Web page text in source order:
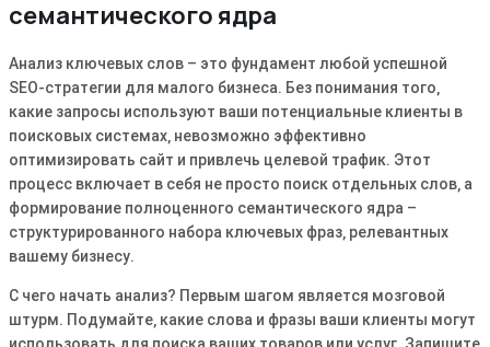
семантического ядра
Анализ ключевых слов – это фундамент любой успешной
SEO-стратегии для малого бизнеса․ Без понимания того‚
какие запросы используют ваши потенциальные клиенты в
поисковых системах‚ невозможно эффективно
оптимизировать сайт и привлечь целевой трафик․ Этот
процесс включает в себя не просто поиск отдельных слов‚ а
формирование полноценного семантического ядра –
структурированного набора ключевых фраз‚ релевантных
вашему бизнесу․
С чего начать анализ? Первым шагом является мозговой
штурм․ Подумайте‚ какие слова и фразы ваши клиенты могут
использовать для поиска ваших товаров или услуг․ Запишите